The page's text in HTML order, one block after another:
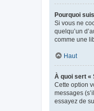
Pourquoi
Si vous ne
quelqu’un
comme une
Haut
À quoi sert «
Cette option
messages
essayez de